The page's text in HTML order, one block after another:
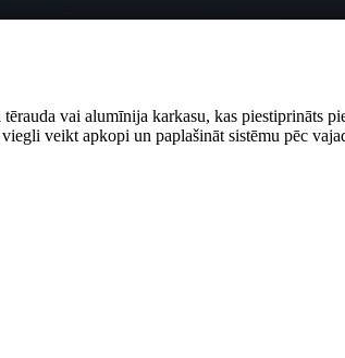
vai alumīnija karkasu, kas piestiprināts
veikt apkopi un paplašināt sistēmu pēc